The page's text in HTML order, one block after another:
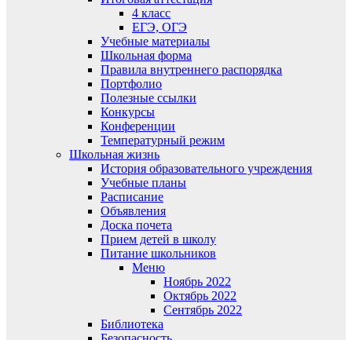
4 класс
ЕГЭ, ОГЭ
Учебные материалы
Школьная форма
Правила внутреннего распорядка
Портфолио
Полезные ссылки
Конкурсы
Конференции
Температурный режим
Школьная жизнь
История образовательного учреждения
Учебные планы
Расписание
Объявления
Доска почета
Прием детей в школу
Питание школьников
Меню
Ноябрь 2022
Октябрь 2022
Сентябрь 2022
Библиотека